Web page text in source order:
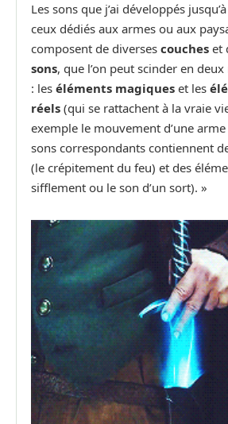
Les sons que j’ai développés
ceux dédiés aux armes ou aux
composent de diverses couches et
sons, que l’on peut scinder en
: les éléments magiques et les
réels (qui se rattachent à la vraie
exemple le mouvement d’une
sons correspondants contiennent
(le crépitement du feu) et des
sifflement ou le son d’un sort). »